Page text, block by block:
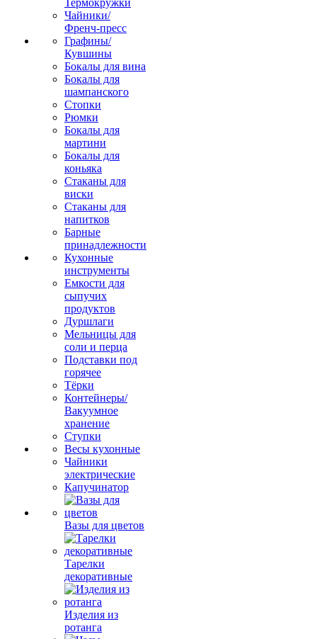
Термокружки
Чайники/
Френч-пресс
Графины/
Кувшины
Бокалы для вина
Бокалы для
шампанского
Стопки
Рюмки
Бокалы для
мартини
Бокалы для
коньяка
Стаканы для
виски
Стаканы для
напитков
Барные
принадлежности
Кухонные
инструменты
Емкости для
сыпучих
продуктов
Дуршлаги
Мельницы для
соли и перца
Подставки под
горячее
Тёрки
Контейнеры/
Вакуумное
хранение
Ступки
Весы кухонные
Чайники
электрические
Капучинатор
Вазы для цветов
Тарелки
декоративные
Изделия из
ротанга